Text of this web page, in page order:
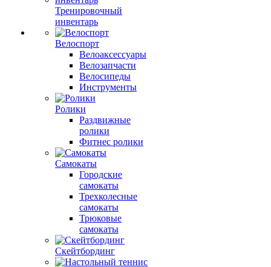
Тренировочный
инвентарь
Велоспорт
Велоаксессуары
Велозапчасти
Велосипеды
Инструменты
Ролики
Раздвижные
ролики
Фитнес ролики
Самокаты
Городские
самокаты
Трехколесные
самокаты
Трюковые
самокаты
Скейтбординг